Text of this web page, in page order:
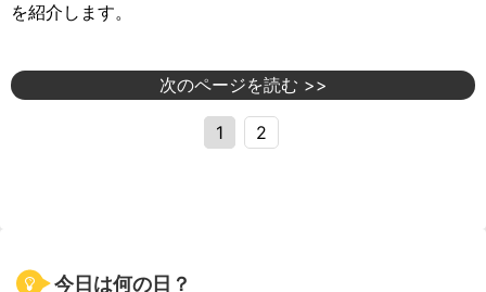
を紹介します。
次のページを読む >>
1 2
今日は何の日？